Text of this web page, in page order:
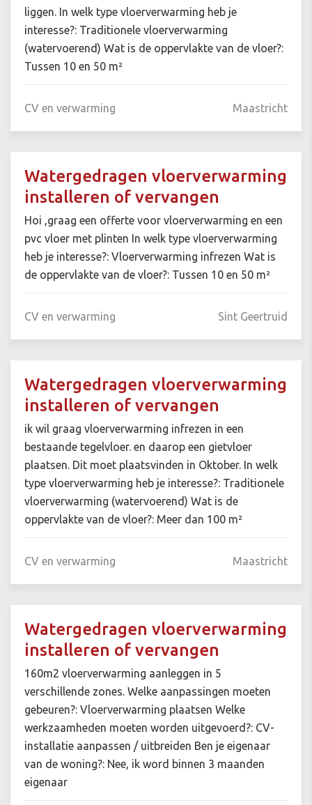
liggen. In welk type vloerverwarming heb je
interesse?: Traditionele vloerverwarming
(watervoerend) Wat is de oppervlakte van de vloer?:
Tussen 10 en 50 m²
CV en verwarming Maastricht
Watergedragen vloerverwarming
installeren of vervangen
Hoi ,graag een offerte voor vloerverwarming en een
pvc vloer met plinten In welk type vloerverwarming
heb je interesse?: Vloerverwarming infrezen Wat is
de oppervlakte van de vloer?: Tussen 10 en 50 m²
CV en verwarming Sint Geertruid
Watergedragen vloerverwarming
installeren of vervangen
ik wil graag vloerverwarming infrezen in een
bestaande tegelvloer. en daarop een gietvloer
plaatsen. Dit moet plaatsvinden in Oktober. In welk
type vloerverwarming heb je interesse?: Traditionele
vloerverwarming (watervoerend) Wat is de
oppervlakte van de vloer?: Meer dan 100 m²
CV en verwarming Maastricht
Watergedragen vloerverwarming
installeren of vervangen
160m2 vloerverwarming aanleggen in 5
verschillende zones. Welke aanpassingen moeten
gebeuren?: Vloerverwarming plaatsen Welke
werkzaamheden moeten worden uitgevoerd?: CV-
installatie aanpassen / uitbreiden Ben je eigenaar
van de woning?: Nee, ik word binnen 3 maanden
eigenaar